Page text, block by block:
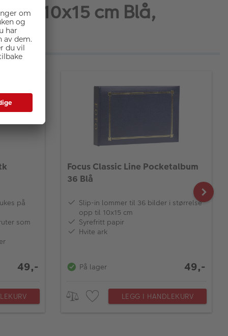
10x15 cm Blå,
på
som
49,-
Focus Classic Line Pocketalbum
36 Blå
Slip-in lommer til 36 bilder i størrelse
opp til 10x15 cm
Syrefritt papir
Hvite ark
På lager 49,-
LEGG I HANDLEKURV